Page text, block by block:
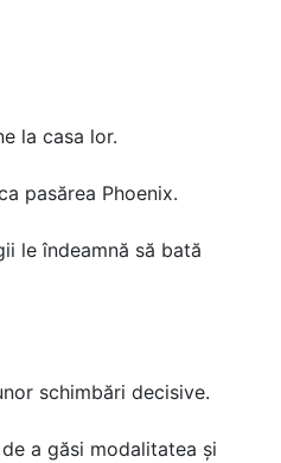
la casa lor.
pasărea Phoenix.
le îndeamnă să bată
schimbări decisive.
a găsi modalitatea și